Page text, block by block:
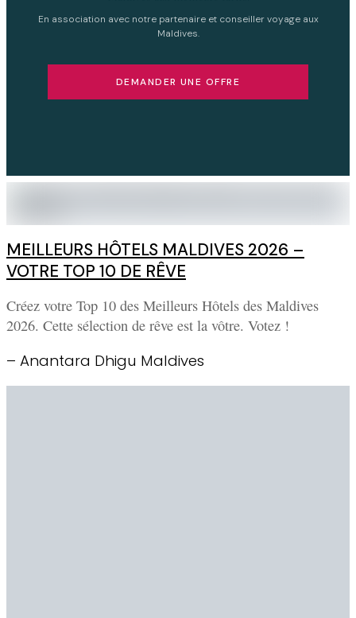
En association avec notre partenaire et conseiller voyage aux
Maldives.
DEMANDER UNE OFFRE
MEILLEURS HÔTELS MALDIVES 2026 –
VOTRE TOP 10 DE RÊVE
Créez votre Top 10 des Meilleurs Hôtels des Maldives
2026. Cette sélection de rêve est la vôtre. Votez !
– Anantara Dhigu Maldives